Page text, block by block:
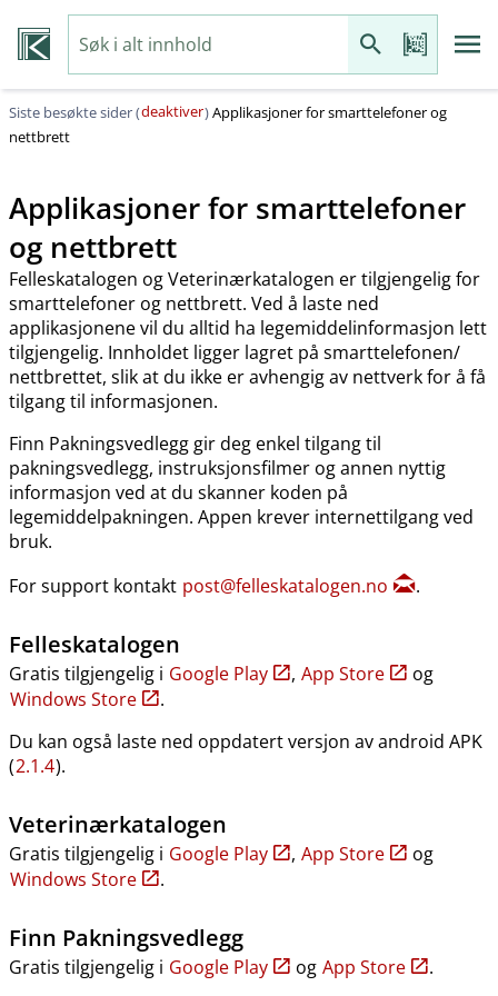
Siste besøkte sider (deaktiver)Applikasjoner for smarttelefoner og
nettbrett
Applikasjoner for smarttelefoner
og nettbrett
Felleskatalogen og Veterinærkatalogen er tilgjengelig for
smarttelefoner og nettbrett. Ved å laste ned
applikasjonene vil du alltid ha legemiddelinformasjon lett
tilgjengelig. Innholdet ligger lagret på smarttelefonen​/​
nettbrettet, slik at du ikke er avhengig av nettverk for å få
tilgang til informasjonen.
Finn Pakningsvedlegg gir deg enkel tilgang til
pakningsvedlegg, instruksjonsfilmer og annen nyttig
informasjon ved at du skanner koden på
legemiddelpakningen. Appen krever internettilgang ved
bruk.
For support kontakt post@felleskatalogen.no .
Felleskatalogen
Gratis tilgjengelig i Google Play , App Store
og
Windows Store
.
Du kan også laste ned oppdatert versjon av android APK
(2.1.4).
Veterinærkatalogen
Gratis tilgjengelig i Google Play , App Store
og
Windows Store
.
Finn Pakningsvedlegg
Gratis tilgjengelig i Google Play og App Store .